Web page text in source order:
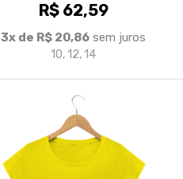
R$ 62,59
3x de R$ 20,86 sem juros
10, 12, 14